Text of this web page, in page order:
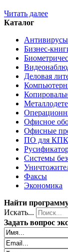
Читать далее
Каталог
Бизнес-
Деловая
Офисное
Офисные
ПО для КПК
Системы
Факсы
Экономика
Найти
Искать...
Задать вопрос